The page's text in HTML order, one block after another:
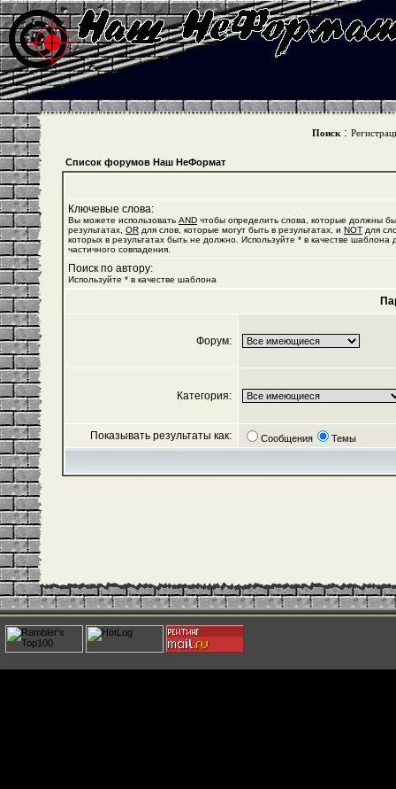
Поиск :
Список форумов Наш НеФормат
Ключевые слова:
Вы можете использовать AND чтобы определить слова, которые должны
результатах, OR для слов, которые могут быть в результатах, и NOT для
которых в результатах быть не должно. Используйте * в качестве шаблона
частичного совпадения.
Поиск по автору:
Используйте * в качестве шаблона
Форум:
Категория:
Показывать результаты как: Сообщения Темы